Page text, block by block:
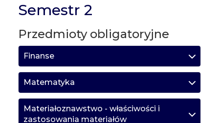
Semestr 2
Przedmioty obligatoryjne
Finanse
Matematyka
Materiałoznawstwo - właściwości i
zastosowania materiałów